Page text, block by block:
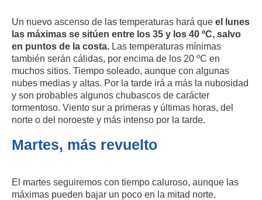
Un nuevo ascenso de las temperaturas hará que el lunes
las máximas se sitúen entre los 35 y los 40 ºC, salvo
en puntos de la costa. Las temperaturas mínimas
también serán cálidas, por encima de los 20 ºC en
muchos sitios. Tiempo soleado, aunque con algunas
nubes medias y altas. Por la tarde irá a más la nubosidad
y son probables algunos chubascos de carácter
tormentoso. Viento sur a primeras y últimas horas, del
norte o del noroeste y más intenso por la tarde.
Martes, más revuelto
El martes seguiremos con tiempo caluroso, aunque las
máximas pueden bajar un poco en la mitad norte,